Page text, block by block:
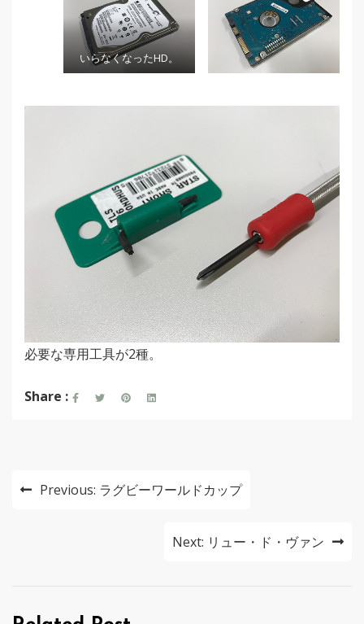
いらなくなったHD。
必要な専用工具が2種。
Share :
投 Previous: ラグビーワールドカップ
Next: リュー・ド・ヴァン